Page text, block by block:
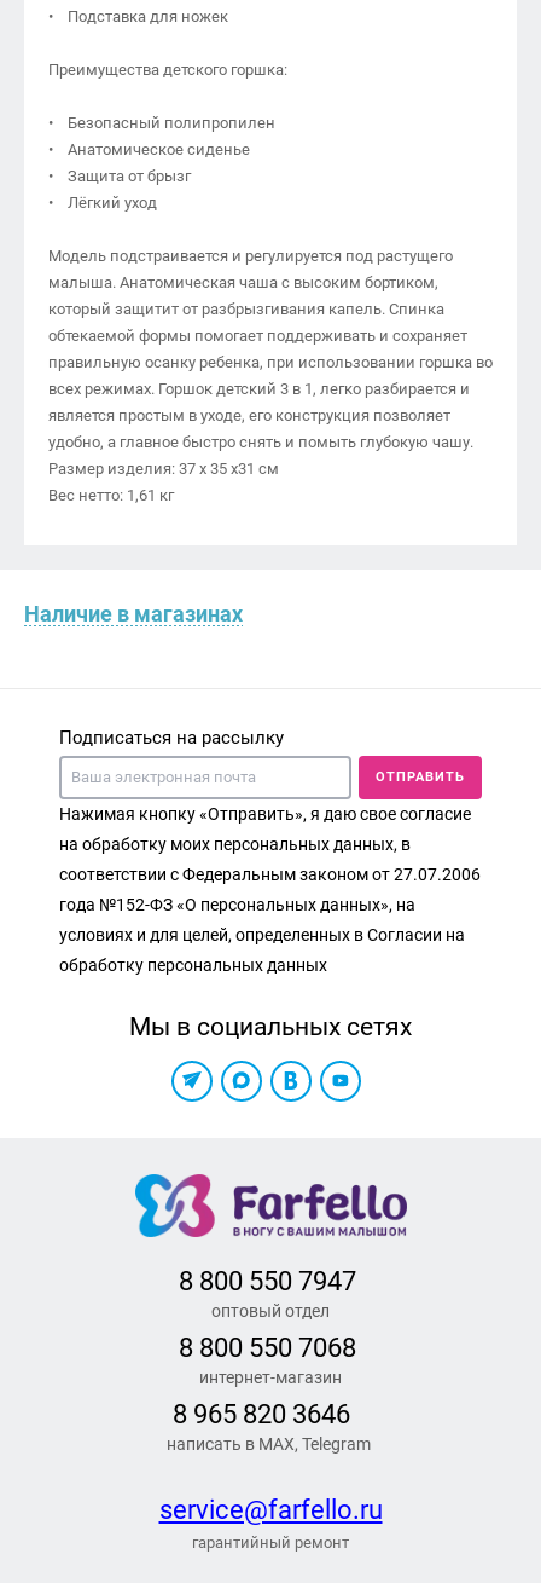
• Подставка для ножек
Преимущества детского горшка:
• Безопасный полипропилен
• Анатомическое сиденье
• Защита от брызг
• Лёгкий уход
Модель подстраивается и регулируется под растущего
малыша. Анатомическая чаша с высоким бортиком,
который защитит от разбрызгивания капель. Спинка
обтекаемой формы помогает поддерживать и сохраняет
правильную осанку ребенка, при использовании горшка во
всех режимах. Горшок детский 3 в 1, легко разбирается и
является простым в уходе, его конструкция позволяет
удобно, а главное быстро снять и помыть глубокую чашу.
Размер изделия: 37 х 35 х31 см
Вес нетто: 1,61 кг
Наличие в магазинах
Подписаться на рассылку
ОТПРАВИТЬ
Нажимая кнопку «Отправить», я даю свое согласие
на обработку моих персональных данных, в
соответствии с Федеральным законом от 27.07.2006
года №152-ФЗ «О персональных данных», на
условиях и для целей, определенных в Согласии на
обработку персональных данных
Мы в социальных сетях
8 800 550 7947
оптовый отдел
8 800 550 7068
интернет-магазин
8 965 820 3646
написать в MAX, Telegram
service@farfello.ru
гарантийный ремонт